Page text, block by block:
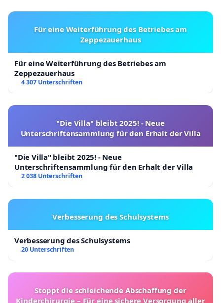
Für eine Weiterführung des Betriebes am
Zeppezauerhaus
Für eine Weiterführung des Betriebes am
Zeppezauerhaus
4 307 Unterschriften
"Die Villa" bleibt 2025! - Neue
Unterschriftensammlung für den Erhalt der Villa
"Die Villa" bleibt 2025! - Neue
Unterschriftensammlung für den Erhalt der Villa
2 038 Unterschriften
Verbesserung des Schulsystems
Verbesserung des Schulsystems
20 Unterschriften
Stoppt die schleichende Abschaffung der
Kinderchirurgie – Für eine sichere Versorgung aller